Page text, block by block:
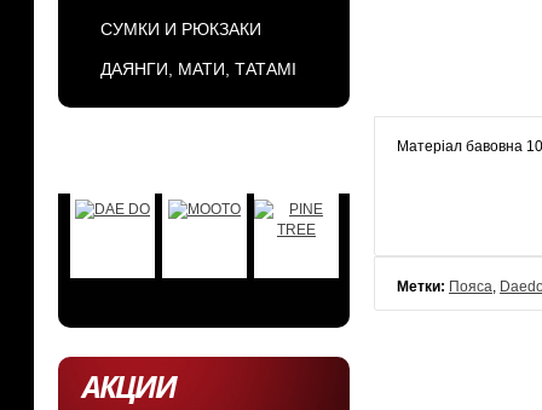
СУМКИ И РЮКЗАКИ
ДАЯНГИ, МАТИ, ТАТАМІ
АКЦИИ
Матеріал бавовна
Метки: Пояса,